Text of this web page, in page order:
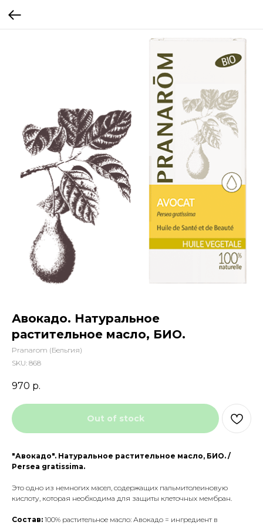
Авокадо. Натуральное
растительное масло, БИО.
Pranarom (Бельгия)
SKU: 868
970 р.
Out of stock
"Авокадо". Натуральное растительное масло, БИО. /
Persea gratissima.
Это одно из немногих масел, содержащих пальмитолеиновую
кислоту, которая необходима для защиты клеточных мембран.
Состав: 100% растительное масло: Авокадо = ингредиент в